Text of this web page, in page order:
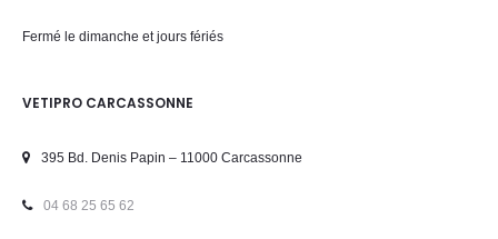
Fermé le dimanche et jours fériés
VETIPRO CARCASSONNE
395 Bd. Denis Papin – 11000 Carcassonne
04 68 25 65 62